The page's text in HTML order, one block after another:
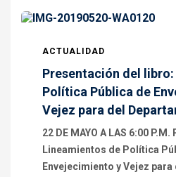
ACTUALIDAD
Presentación del
Política Pública de
Vejez para del
22 DE MAYO A LAS 6:00
Lineamientos de Política
Envejecimiento y Vejez